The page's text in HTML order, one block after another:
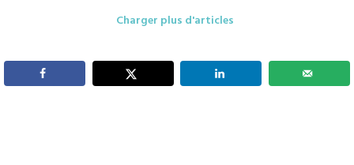
Charger plus d'articles